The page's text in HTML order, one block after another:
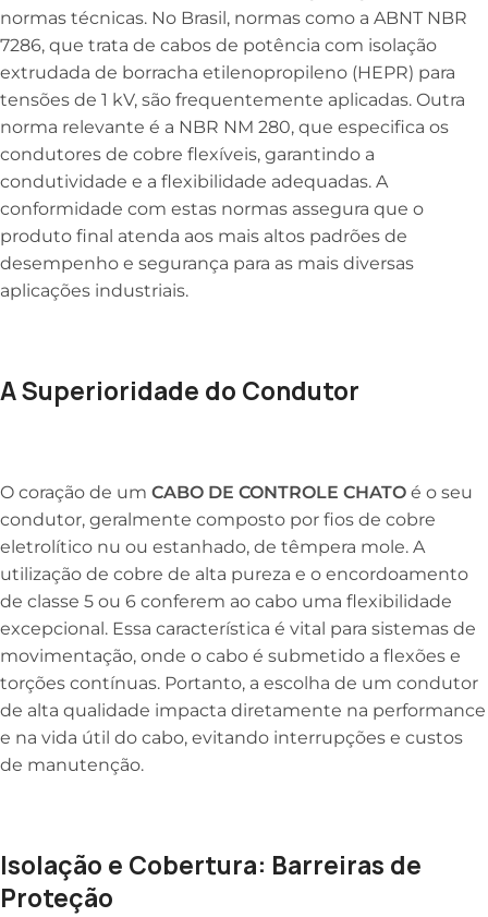
normas técnicas. No Brasil, normas como a ABNT NBR
7286, que trata de cabos de potência com isolação
extrudada de borracha etilenopropileno (HEPR) para
tensões de 1 kV, são frequentemente aplicadas. Outra
norma relevante é a NBR NM 280, que especifica os
condutores de cobre flexíveis, garantindo a
condutividade e a flexibilidade adequadas. A
conformidade com estas normas assegura que o
produto final atenda aos mais altos padrões de
desempenho e segurança para as mais diversas
aplicações industriais.
A Superioridade do Condutor
O coração de um CABO DE CONTROLE CHATO é o seu
condutor, geralmente composto por fios de cobre
eletrolítico nu ou estanhado, de têmpera mole. A
utilização de cobre de alta pureza e o encordoamento
de classe 5 ou 6 conferem ao cabo uma flexibilidade
excepcional. Essa característica é vital para sistemas de
movimentação, onde o cabo é submetido a flexões e
torções contínuas. Portanto, a escolha de um condutor
de alta qualidade impacta diretamente na performance
e na vida útil do cabo, evitando interrupções e custos
de manutenção.
Isolação e Cobertura: Barreiras de
Proteção